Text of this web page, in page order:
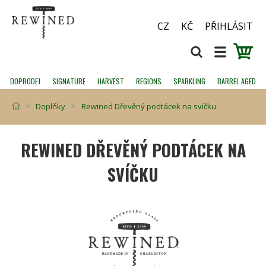
CZ KČ PŘIHLÁSIT
DOPRODEJ SIGNATURE HARVEST REGIONS SPARKLING BARREL AGED
Doplňky Rewined Dřevěný podtácek na svíčku
REWINED DŘEVĚNÝ PODTÁCEK NA
SVÍČKU